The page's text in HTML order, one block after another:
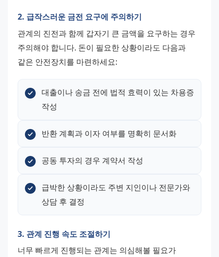
2. 급작스러운 금전 요구에 주의하기
관계의 진전과 함께 갑자기 큰 금액을 요구하는 경우
주의해야 합니다. 돈이 필요한 상황이라도 다음과
같은 안전장치를 마련하세요:
대출이나 송금 전에 법적 효력이 있는 차용증
작성
반환 계획과 이자 여부를 명확히 문서화
공동 투자의 경우 계약서 작성
급박한 상황이라도 주변 지인이나 전문가와
상담 후 결정
3. 관계 진행 속도 조절하기
너무 빠르게 진행되는 관계는 의심해볼 필요가